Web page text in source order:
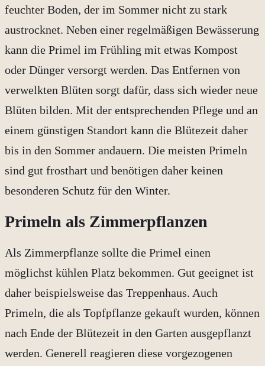
feuchter Boden, der im Sommer nicht zu stark
austrocknet. Neben einer regelmäßigen Bewässerung
kann die Primel im Frühling mit etwas Kompost
oder Dünger versorgt werden. Das Entfernen von
verwelkten Blüten sorgt dafür, dass sich wieder neue
Blüten bilden. Mit der entsprechenden Pflege und an
einem günstigen Standort kann die Blütezeit daher
bis in den Sommer andauern. Die meisten Primeln
sind gut frosthart und benötigen daher keinen
besonderen Schutz für den Winter.
Primeln als Zimmerpflanzen
Als Zimmerpflanze sollte die Primel einen
möglichst kühlen Platz bekommen. Gut geeignet ist
daher beispielsweise das Treppenhaus. Auch
Primeln, die als Topfpflanze gekauft wurden, können
nach Ende der Blütezeit in den Garten ausgepflanzt
werden. Generell reagieren diese vorgezogenen